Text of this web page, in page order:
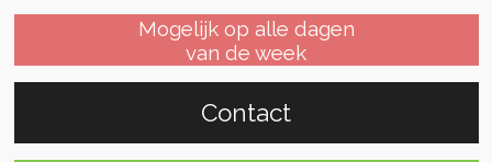
Mogelijk op alle dagen
van de week
Contact